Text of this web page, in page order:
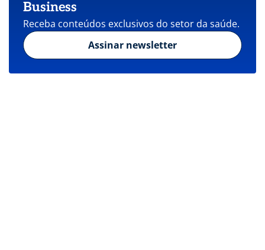
Business
Receba conteúdos exclusivos do setor da saúde.
Assinar newsletter